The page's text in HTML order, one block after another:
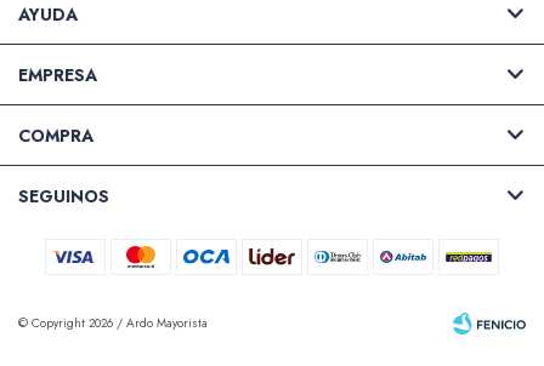
AYUDA
EMPRESA
COMPRA
SEGUINOS
© Copyright 2026 / Ardo Mayorista
Accesorios de arte
Packs